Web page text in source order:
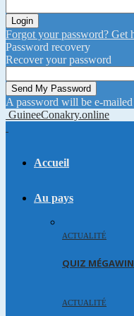
Forgot your password? Get
Password recovery
Recover your password
A password will be e-
GuineeConakry.online
Accueil
Au pays
ACTUALITÉ
QUIZ
ACTUALITÉ